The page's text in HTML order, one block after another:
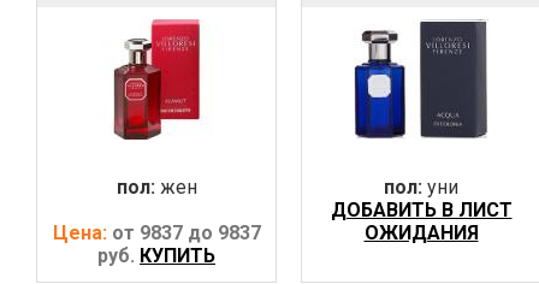
пол: жен
Цена: от 9837 до 9837
руб. КУПИТЬ
пол: уни
ДОБАВИТЬ В ЛИСТ
ОЖИДАНИЯ